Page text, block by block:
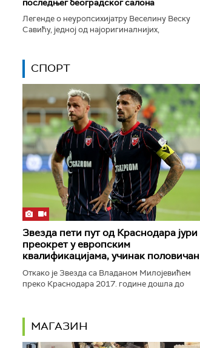
последњег београдског салона
Легенде о неуропсихијатру Веселину Веску
Савићу, једној од најоригиналнијих,
Београду...
СПОРТ
Звезда пети пут од Краснодара јури
преокрет у европским
квалификацијама, учинак половичан
Откако је Звезда са Владаном Милојевићем
преко Краснодара 2017. године дошла до
МАГАЗИН